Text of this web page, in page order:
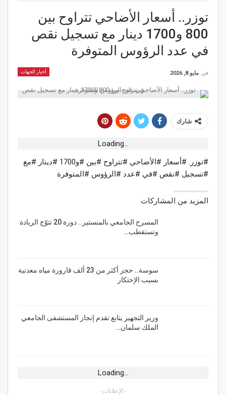
توزر.. أسعار الأضاحي تتراوح بين
800 و1700 دينار مع تسجيل نقص
في عدد الرؤوس المتوفرة
أخبار الجهات في مايو 8, 2026
شارك
Loading...
#توزر. #أسعار #الأضاحي #تتراوح #بين #و1700 #دينار #مع
#تسجيل #نقص #في #عدد #الرؤوس #المتوفرة
المزيد من المشاركات
المسرح الجامعي بالمنستير.. دورة 20 تتوّج الريادة
وتستقطب…
سوسة.. حجز أكثر من 23 ألف قارورة مياه معدنية
بسبب الإحتكار
وزير التجهيز يتابع تقدم إنجاز المستشفى الجامعي
الملك سلمان…
Loading...
- الإعلانات -